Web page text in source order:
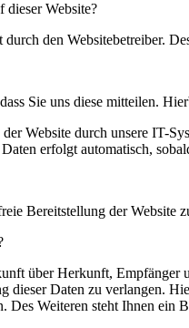
dieser Website?
den Websitebetreiber.
Sie uns diese mitteilen.
Website durch unsere IT-
erfolgt automatisch,
Bereitstellung der Website
über Herkunft, Empfänger
dieser Daten zu verlangen.
Des Weiteren steht Ihnen ein